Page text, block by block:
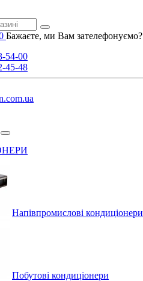
Бажаєте, ми Вам зателефонуємо?
54-00
45-48
Напівпромислові кондиціонери
Побутові кондиціонери